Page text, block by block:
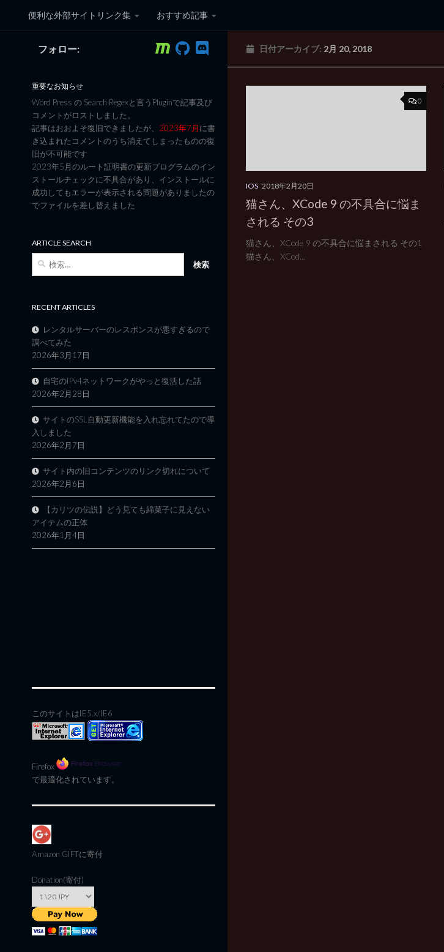
コンテンツへスキップ
便利な外部サイトリンク集 おすすめ記事
黒翼猫のコンピュータ日記 3rd Edition
日付アーカイブ: 2月 20, 2018
0
IOS 2018年2月20日
猫さん、XCode 9 の不具合に悩ま
される その3
猫さん、XCode 9 の不具合に悩まされる その1
猫さん、XCod...
フォロー:
重要なお知らせ
Word Press の Search Regexと言うPluginで記事及び
コメントがロストしました。
記事はおおよそ復旧できましたが、 2023年7月に書
き込まれたコメントのうち消えてしまったものの復
旧が不可能です
2023年5月のルート証明書の更新プログラムのイン
ストールチェックに不具合があり、インストールに
成功してもエラーが表示される問題がありましたの
でファイルを差し替えました
ARTICLE SEARCH
RECENT ARTICLES
レンタルサーバーのレスポンスが悪すぎるので
調べてみた
2026年3月17日
自宅のIPv4ネットワークがやっと復活した話
2026年2月28日
サイトのSSL自動更新機能を入れ忘れてたので導
入しました
2026年2月7日
サイト内の旧コンテンツのリンク切れについて
2026年2月6日
【カリツの伝説】どう見ても綿菓子に見えない
アイテムの正体
2026年1月4日
このサイトはIE5.x/IE6
Firefox
で最適化されています。
Amazon GIFTに寄付
Donation(寄付)